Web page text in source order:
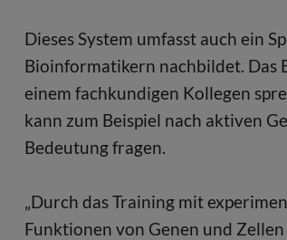
Dieses System umfasst auch ein
Bioinformatikern nachbildet. Das
einem fachkundigen Kollegen
kann zum Beispiel nach aktiven
Bedeutung fragen.
„Durch das Training mit
Funktionen von Genen und